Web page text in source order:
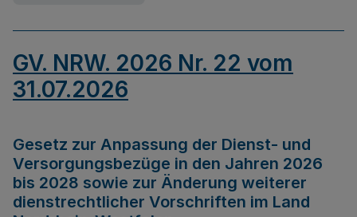
GV. NRW. 2026 Nr. 22 vom
31.07.2026
Gesetz zur Anpassung der Dienst- und
Versorgungsbezüge in den Jahren 2026
bis 2028 sowie zur Änderung weiterer
dienstrechtlicher Vorschriften im Land